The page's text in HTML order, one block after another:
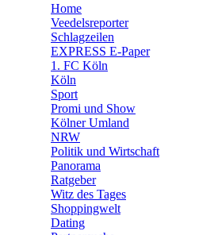
🛒 Shoppingwelt
Home
Veedelsreporter
Schlagzeilen
EXPRESS E-Paper
1. FC Köln
Köln
Sport
Promi und Show
Kölner Umland
NRW
Politik und Wirtschaft
Panorama
Ratgeber
Witz des Tages
Shoppingwelt
Dating